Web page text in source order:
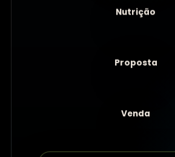
Nutrição
Proposta
Venda